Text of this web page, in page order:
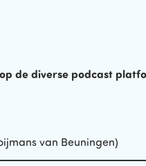
de diverse podcast
van Beuningen)